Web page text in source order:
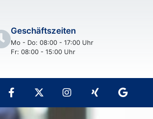
Geschäftszeiten
Mo - Do: 08:00 - 17:00 Uhr
Fr: 08:00 - 15:00 Uhr